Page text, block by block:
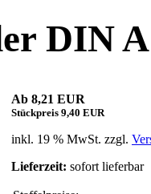
DIN
Ab 8,21 EUR
Stückpreis 9,40 EUR
inkl. 19 % MwSt. zzgl.
Lieferzeit: sofort lieferbar